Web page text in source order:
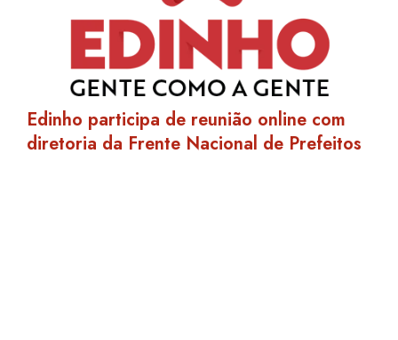
Edinho participa de reunião online com
diretoria da Frente Nacional de Prefeitos